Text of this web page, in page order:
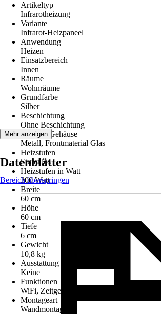
Artikeltyp
Infrarotheizung
Variante
Infrarot-Heizpaneel
Anwendung
Heizen
Einsatzbereich
Innen
Räume
Wohnräume
Grundfarbe
Silber
Beschichtung
Ohne Beschichtung
Material Gehäuse
Metall, Frontmaterial Glas
Heizstufen
Stufenlos
Heizstufen in Watt
300 Watt
Breite
60 cm
Höhe
60 cm
Tiefe
6 cm
Gewicht
10,8 kg
Ausstattung
Keine
Funktionen
WiFi, Zeitgesteuert, Überhitzungsschutz
Montageart
Wandmontage
Mehr anzeigen
Datenblätter
Bereich überspringen